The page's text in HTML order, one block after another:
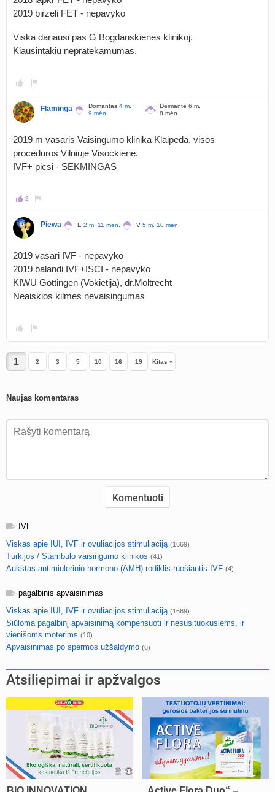
2019 birzeli FET - nepavyko
Viska dariausi pas G Bogdanskienes klinikoj.
Kiausintakiu nepratekamumas.
Flaminga Domantas 4 m.
9 mėn.
Deimantė 6 m.
8 mėn.
2019 m vasaris Vaisingumo klinika Klaipeda, visos
proceduros Vilniuje Visockiene.
IVF+ picsi - SEKMINGAS
2
Piewa E 2 m. 11 mėn. V 5 m. 10 mėn.
2019 vasari IVF - nepavyko
2019 balandi IVF+ISCI - nepavyko
KIWU Göttingen (Vokietija), dr.Moltrecht
Neaiskios kilmes nevaisingumas
2 3 5 10 16 19 Kitas »
Naujas komentaras
IVF
Viskas apie IUI, IVF ir ovuliacijos stimuliaciją (1669)
Turkijos / Stambulo vaisingumo klinikos (41)
Aukštas antimiulerinio hormono (AMH) rodiklis ruošiantis IVF (4)
pagalbinis apvaisinimas
Viskas apie IUI, IVF ir ovuliacijos stimuliaciją (1669)
Siūloma pagalbinį apvaisinimą kompensuoti ir nesusituokusiems, ir
vienišoms moterims (10)
Apvaisinimas po spermos užšaldymo (6)
Atsiliepimai ir apžvalgos